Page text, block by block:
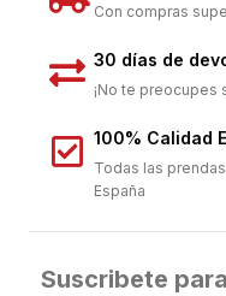
Con compras
30 días de
¡No te preocupes
100% Calidad
Todas las
España
Suscribete